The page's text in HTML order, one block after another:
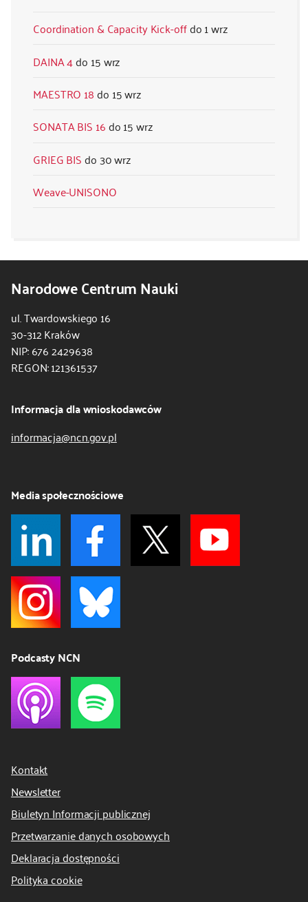
Coordination & Capacity Kick-off
1 wrz
DAINA 4
15 wrz
MAESTRO 18
15 wrz
SONATA BIS 16
15 wrz
GRIEG BIS
30 wrz
Weave-UNISONO
Narodowe Centrum Nauki
ul. Twardowskiego 16
30-312 Kraków
NIP: 676 2429638
REGON: 121361537
Informacja dla wnioskodawców
informacja@ncn.gov.pl
Media społecznościowe
Podcasty NCN
Kontakt
Newsletter
Biuletyn Informacji publicznej
Przetwarzanie danych osobowych
Deklaracja dostępności
Polityka cookie